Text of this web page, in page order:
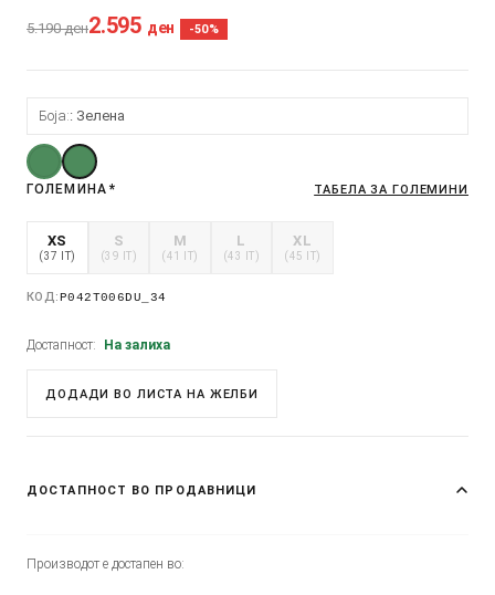
5.190ден2.595 ден -50%
Боја: Зелена
ГОЛЕМИНА * ТАБЕЛА ЗА ГОЛЕМИНИ
XS
(37 IT)
S
(39 IT)
M
(41 IT)
L
(43 IT)
XL
(45 IT)
КОД: P042T006DU_34
Достапност: На залиха
ДОДАДИ ВО ЛИСТА НА ЖЕЛБИ
ДОСТАПНОСТ ВО ПРОДАВНИЦИ
Производот е достапен во: